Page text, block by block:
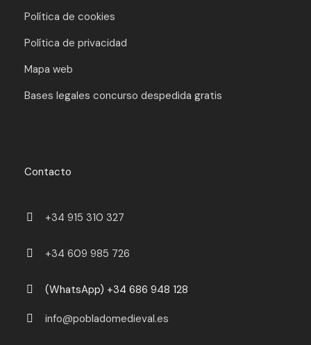
Política de cookies
Política de privacidad
Mapa web
Bases legales concurso despedida gratis
Contacto
+34 915 310 327
+34 609 985 726
(WhatsApp) +34 686 948 128
info@pobladomedieval.es